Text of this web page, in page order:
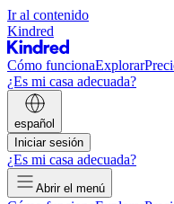
Ir al contenido
Kindred
Cómo funcionaExplorar
¿Es mi casa adecuada?
español
Iniciar sesión
¿Es mi casa adecuada?
Abrir el menú